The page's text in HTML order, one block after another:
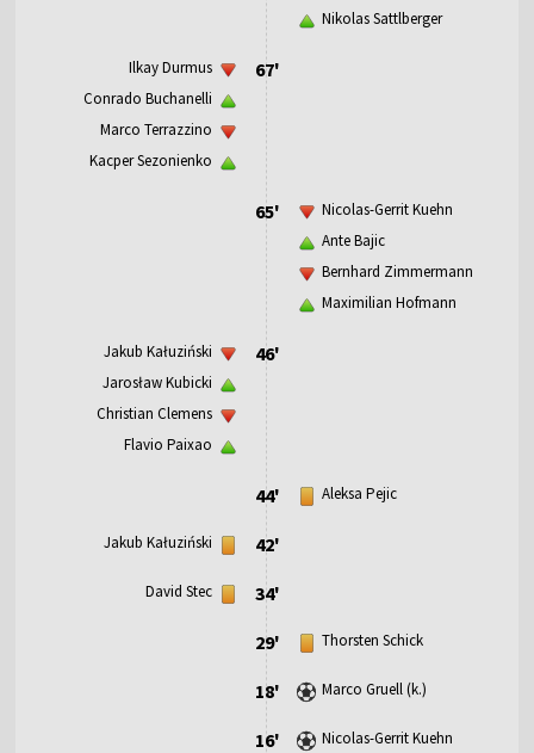
Nikolas Sattlberger
67'
Ilkay Durmus
Conrado Buchanelli
Marco Terrazzino
Kacper Sezonienko
65'
Nicolas-Gerrit Kuehn
Ante Bajic
Bernhard Zimmermann
Maximilian Hofmann
46'
Jakub Kałuziński
Jarosław Kubicki
Christian Clemens
Flavio Paixao
44' Aleksa Pejic
42'
Jakub Kałuziński
34'
David Stec
29' Thorsten Schick
18' Marco Gruell (k.)
16'
Nicolas-Gerrit Kuehn